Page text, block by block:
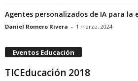
Agentes personalizados de IA para la
Daniel Romero Rivera - 1 marzo, 2024
Eventos Educación
TICEducación 2018